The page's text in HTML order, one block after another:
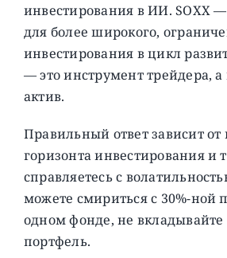
инвестирования в ИИ. SOXX
для более широкого,
инвестирования в цикл
— это инструмент трейдера,
актив.
Правильный ответ зависит от
горизонта инвестирования и
справляетесь с
можете смириться с 30%-ной
одном фонде, не вкладывайте
портфель.